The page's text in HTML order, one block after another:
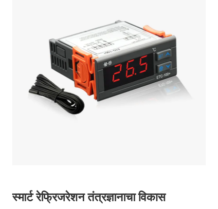
स्मार्ट रेफ्रिजरेशन तंत्रज्ञानाचा विकास